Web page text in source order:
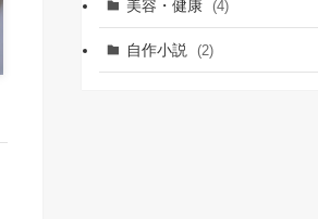
美容・健康 (4)
自作小説 (2)